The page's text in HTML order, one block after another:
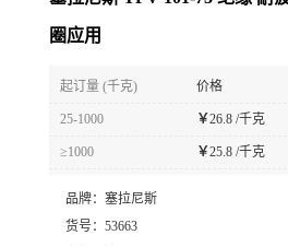
圈应用
起订量 (千克) 价格
25-1000 ￥26.8 /千克
≥1000 ￥25.8 /千克
品牌： 塞拉尼斯
货号： 53663